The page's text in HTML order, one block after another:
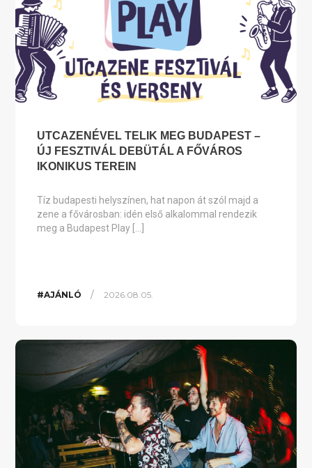
UTCAZENÉVEL TELIK MEG BUDAPEST –
ÚJ FESZTIVÁL DEBÜTÁL A FŐVÁROS
IKONIKUS TEREIN
Tíz budapesti helyszínen, hat napon át szól majd a
zene a fővárosban: idén első alkalommal rendezik
meg a Budapest Play […]
#AJÁNLÓ / 2026.08.05.